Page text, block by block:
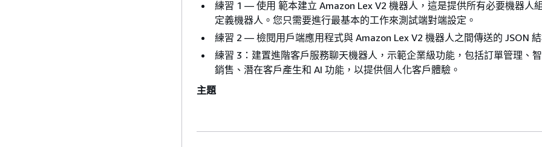
練習 1 — 使用 範本建立 Amazon Lex V2 機器人，這是提供所有必要機器人
定義機器人。您只需要進行最基本的工作來測試端對端設定。
練習 2 — 檢閱用戶端應用程式與 Amazon Lex V2 機器人之間傳送的 JSON 結
練習 3：建置進階客戶服務聊天機器人，示範企業級功能，包括訂單管理、
銷售、潛在客戶產生和 AI 功能，以提供個人化客戶體驗。
主題